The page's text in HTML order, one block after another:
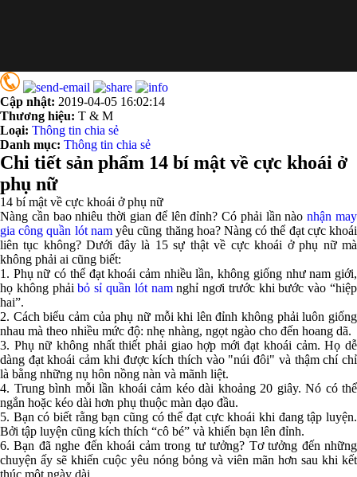
Cập nhật: 2019-04-05 16:02:14
Thương hiệu: T & M
Loại: Thông tin chia sẻ
Danh mục: Thông tin chia sẻ
Chi tiết sản phẩm 14 bí mật về cực khoái ở
phụ nữ
14 bí mật về cực khoái ở phụ nữ
Nàng cần bao nhiêu thời gian để lên đỉnh? Có phải lần nàonhận may
gia công quần lót namyêu cũng thăng hoa? Nàng có thể đạt cực khoái
liên tục không? Dưới đây là 15 sự thật về cực khoái ở phụ nữ mà
không phải ai cũng biết:
1. Phụ nữ có thể đạt khoái cảm nhiều lần, không giống như nam giới,
họ không phảibỏ sỉ quần lót namnghỉ ngơi trước khi bước vào “hiệp
hai”.
2. Cách biểu cảm của phụ nữ mỗi khi lên đỉnh không phải luôn giống
nhau mà theo nhiều mức độ: nhẹ nhàng, ngọt ngào cho đến hoang dã.
3. Phụ nữ không nhất thiết phải giao hợp mới đạt khoái cảm. Họ dễ
dàng đạt khoái cảm khi được kích thích vào "núi đôi" và thậm chí chỉ
là bằng những nụ hôn nồng nàn và mãnh liệt.
4. Trung bình mỗi lần khoái cảm kéo dài khoảng 20 giây. Nó có thể
ngắn hoặc kéo dài hơn phụ thuộc màn dạo đầu.
5. Bạn có biết rằng bạn cũng có thể đạt cực khoái khi đang tập luyện.
Bởi tập luyện cũng kích thích “cô bé” và khiến bạn lên đỉnh.
6. Bạn đã nghe đến khoái cảm trong tư tưởng? Tơ tưởng đến những
chuyện ấy sẽ khiến cuộc yêu nóng bỏng và viên mãn hơn sau khi kết
thúc một ngày dài.